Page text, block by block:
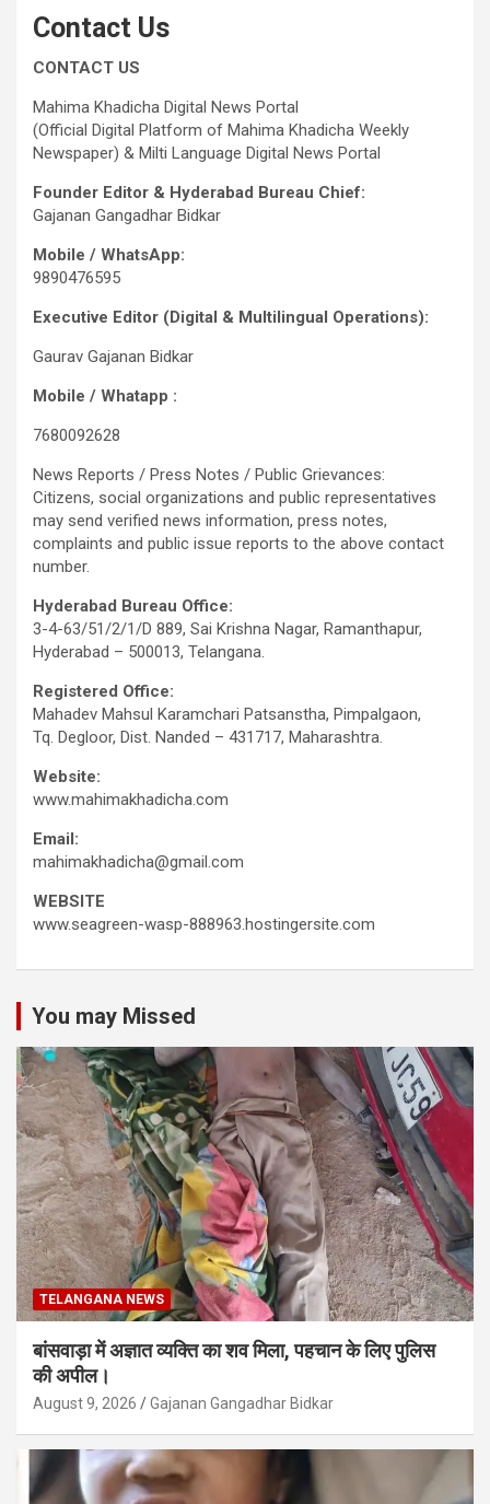
Contact Us
CONTACT US
Mahima Khadicha Digital News Portal
(Official Digital Platform of Mahima Khadicha Weekly
Newspaper) & Milti Language Digital News Portal
Founder Editor & Hyderabad Bureau Chief:
Gajanan Gangadhar Bidkar
Mobile / WhatsApp:
9890476595
Executive Editor (Digital & Multilingual Operations):
Gaurav Gajanan Bidkar
Mobile / Whatapp :
7680092628
News Reports / Press Notes / Public Grievances:
Citizens, social organizations and public representatives
may send verified news information, press notes,
complaints and public issue reports to the above contact
number.
Hyderabad Bureau Office:
3-4-63/51/2/1/D 889, Sai Krishna Nagar, Ramanthapur,
Hyderabad – 500013, Telangana.
Registered Office:
Mahadev Mahsul Karamchari Patsanstha, Pimpalgaon,
Tq. Degloor, Dist. Nanded – 431717, Maharashtra.
Website:
www.mahimakhadicha.com
Email:
mahimakhadicha@gmail.com
WEBSITE
www.seagreen-wasp-888963.hostingersite.com
You may Missed
TELANGANA NEWS
बांसवाड़ा में अज्ञात व्यक्ति का शव मिला, पहचान के लिए पुलिस
की अपील।
August 9, 2026 Gajanan Gangadhar Bidkar